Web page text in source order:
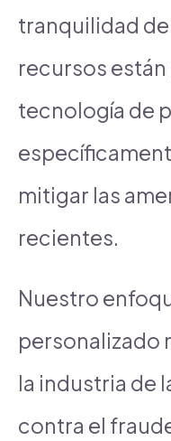
tranquilidad
recursos
tecnología de
mitigar las
recientes.
Nuestro
personalizado
la industria de
contra el